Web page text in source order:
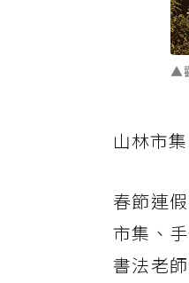
▲
山林市
春節連
市集、
書法老